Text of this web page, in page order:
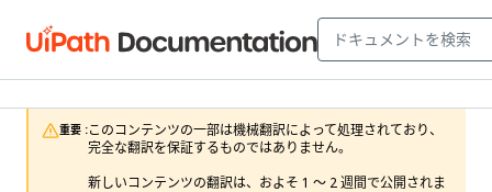
重要 :このコンテンツの一部は機械翻訳によって処理されており、
完全な翻訳を保証するものではありません。
新しいコンテンツの翻訳は、およそ 1 ～ 2 週間で公開されま